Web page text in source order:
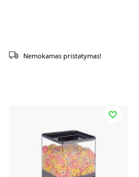
Nemokamas pristatymas!